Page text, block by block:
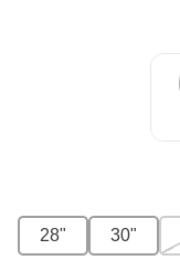
28" 30"